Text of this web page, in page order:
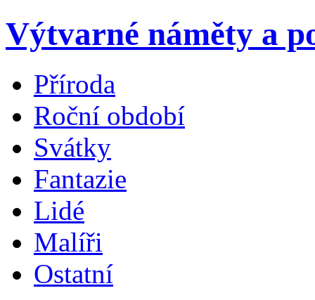
Výtvarné náměty a
Příroda
Roční období
Svátky
Fantazie
Lidé
Malíři
Ostatní